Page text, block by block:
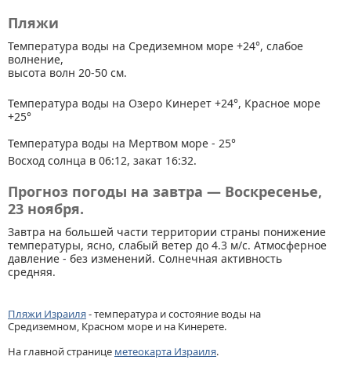
Пляжи
Температура воды на Средиземном море +24°, слабое
волнение,
высота волн 20-50 см.
Температура воды на Озеро Кинерет +24°, Красное море
+25°
Температура воды на Мертвом море - 25°
Восход солнца в 06:12, закат 16:32.
Прогноз погоды на завтра — Воскресенье,
23 ноября.
Завтра на большей части территории страны понижение
температуры, ясно, слабый ветер до 4.3 м/с. Атмосферное
давление - без изменений. Солнечная активность
средняя.
Пляжи Израиля- температура и состояние воды на
Средиземном, Красном море и на Кинерете.
На главной странице метеокарта Израиля.